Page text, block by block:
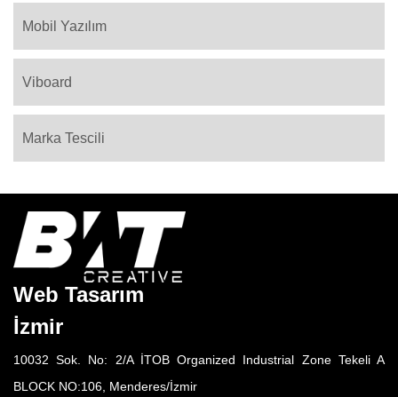
Mobil Yazılım
Viboard
Marka Tescili
Web Tasarım
İzmir
10032 Sok. No: 2/A İTOB Organized Industrial Zone Tekeli A
BLOCK NO:106, Menderes/İzmir